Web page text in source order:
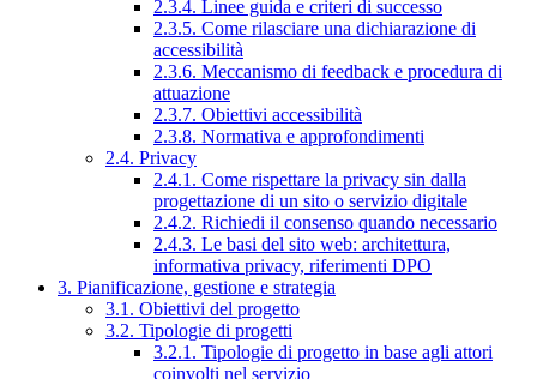
2.3.4. Linee guida e criteri di successo
2.3.5. Come rilasciare una dichiarazione di
accessibilità
2.3.6. Meccanismo di feedback e procedura di
attuazione
2.3.7. Obiettivi accessibilità
2.3.8. Normativa e approfondimenti
2.4. Privacy
2.4.1. Come rispettare la privacy sin dalla
progettazione di un sito o servizio digitale
2.4.2. Richiedi il consenso quando necessario
2.4.3. Le basi del sito web: architettura,
informativa privacy, riferimenti DPO
3. Pianificazione, gestione e strategia
3.1. Obiettivi del progetto
3.2. Tipologie di progetti
3.2.1. Tipologie di progetto in base agli attori
coinvolti nel servizio